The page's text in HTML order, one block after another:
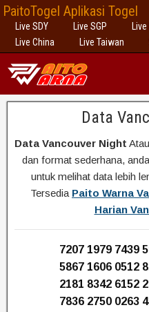
PaitoTogel Aplikasi Togel
Live SDY Live SGP Live
Live China
Live Taiwan
Data
Data Vancouver Night
dan format sederhana,
untuk melihat data lebih
Tersedia Paito Warna
Harian
7207 1979 7439
5867 1606 0512
2181 8342 6152
7836 2750 0263